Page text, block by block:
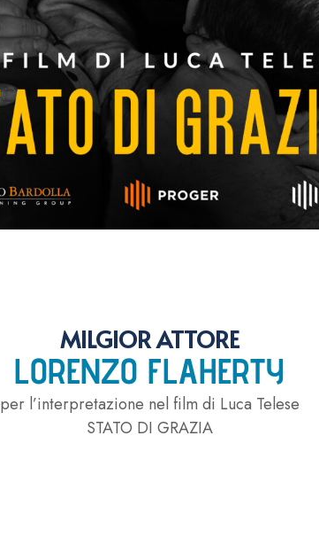
MILGIOR ATTORE
LORENZO FLAHERTY
per l’interpretazione nel film di Luca Telese
STATO DI GRAZIA